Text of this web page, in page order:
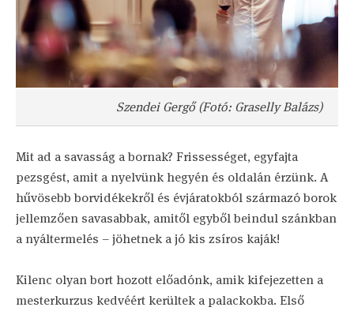
Szendei Gergő (Fotó: Graselly Balázs)
Mit ad a savasság a bornak? Frissességet, egyfajta
pezsgést, amit a nyelvünk hegyén és oldalán érzünk. A
hűvösebb borvidékekről és évjáratokból származó borok
jellemzően savasabbak, amitől egyből beindul szánkban
a nyáltermelés – jöhetnek a jó kis zsíros kaják!
Kilenc olyan bort hozott előadónk, amik kifejezetten a
mesterkurzus kedvéért kerültek a palackokba. Első